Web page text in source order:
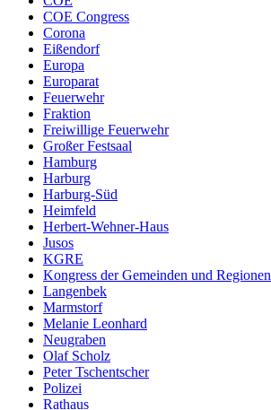
COE Congress
Corona
Eißendorf
Europa
Europarat
Feuerwehr
Fraktion
Freiwillige Feuerwehr
Großer Festsaal
Hamburg
Harburg
Harburg-Süd
Heimfeld
Herbert-Wehner-Haus
Jusos
KGRE
Kongress der Gemeinden und Regionen
Langenbek
Marmstorf
Melanie Leonhard
Neugraben
Olaf Scholz
Peter Tschentscher
Polizei
Rathaus